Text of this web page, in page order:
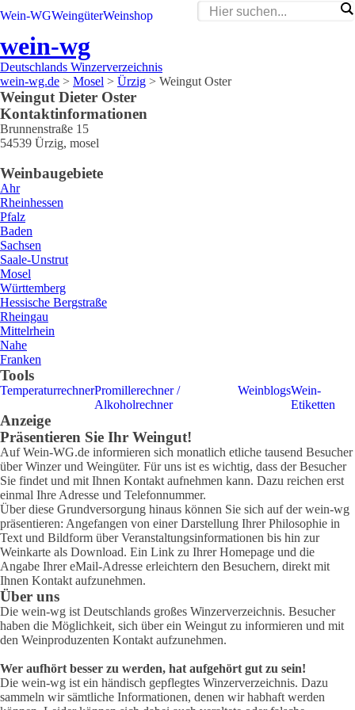
Wein-WGWeingüterWeinshop
wein-wg
Deutschlands Winzerverzeichnis
wein-wg.de > Mosel > Ürzig > Weingut Oster
Weingut Dieter Oster
Kontaktinformationen
Brunnenstraße 15
54539 Ürzig, mosel
Weinbaugebiete
Ahr
Rheinhessen
Pfalz
Baden
Sachsen
Saale-Unstrut
Mosel
Württemberg
Hessische Bergstraße
Rheingau
Mittelrhein
Nahe
Franken
Tools
TemperaturrechnerPromillerechner /
Alkoholrechner
WeinblogsWein-
Etiketten
Anzeige
Präsentieren Sie Ihr Weingut!
Auf Wein-WG.de informieren sich monatlich etliche tausend Besucher
über Winzer und Weingüter. Für uns ist es wichtig, dass der Besucher
Sie findet und mit Ihnen Kontakt aufnehmen kann. Dazu reichen erst
einmal Ihre Adresse und Telefonnummer.
Über diese Grundversorgung hinaus können Sie sich auf der wein-wg
präsentieren: Angefangen von einer Darstellung Ihrer Philosophie in
Text und Bildform über Veranstaltungsinformationen bis hin zur
Weinkarte als Download. Ein Link zu Ihrer Homepage und die
Angabe Ihrer eMail-Adresse erleichtern den Besuchern, direkt mit
Ihnen Kontakt aufzunehmen.
Über uns
Die wein-wg ist Deutschlands großes Winzerverzeichnis. Besucher
haben die Möglichkeit, sich über ein Weingut zu informieren und mit
den Weinproduzenten Kontakt aufzunehmen.
Wer aufhört besser zu werden, hat aufgehört gut zu sein!
Die wein-wg ist ein händisch gepflegtes Winzerverzeichnis. Dazu
sammeln wir sämtliche Informationen, denen wir habhaft werden